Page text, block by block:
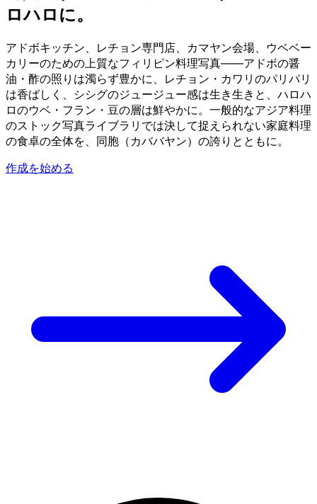
ロハロに。
アドボキッチン、レチョン専門店、カマヤン会場、ウベベー
カリーのための上質なフィリピン料理写真——アドボの醤
油・酢の照りは濁らず豊かに、レチョン・カワリのパリパリ
は香ばしく、シシグのジュージュー感は生き生きと、ハロハ
ロのウベ・フラン・豆の層は鮮やかに。一般的なアジア料理
のストック写真ライブラリでは決して捉えられない家庭料理
の食卓の全体を、同胞（カババヤン）の誇りとともに。
作成を始める